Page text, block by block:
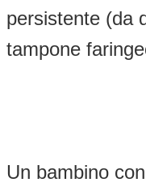
persistente (da
tampone
Un bambino